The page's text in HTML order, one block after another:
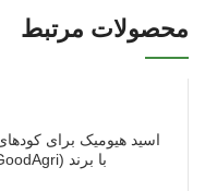
محصولات مرتبط
اسید هیومیک برای کودهای
با برند (GoodAgri)